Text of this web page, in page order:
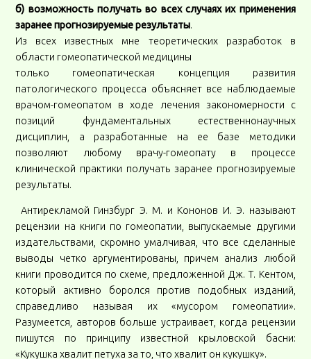
б) возможность получать во всех случаях их применения
заранее прогнозируемые результаты.
Из всех известных мне теоретических разработок в
области гомеопатической медицины
только гомеопатическая концепция развития
патологического процесса объясняет все наблюдаемые
врачом-гомеопатом в ходе лечения закономерности с
позиций фундаментальных естественнонаучных
дисциплин, а разработанные на ее базе методики
позволяют любому врачу-гомеопату в процессе
клинической практики получать заранее прогнозируемые
результаты.
Антирекламой Гинзбург Э. М. и Кононов И. Э. называют
рецензии на книги по гомеопатии, выпускаемые другими
издательствами, скромно умалчивая, что все сделанные
выводы четко аргументированы, причем анализ любой
книги проводится по схеме, предложенной Дж. Т. Кентом,
который активно боролся против подобных изданий,
справедливо называя их «мусором гомеопатии».
Разумеется, авторов больше устраивает, когда рецензии
пишутся по принципу известной крыловской басни:
«Кукушка хвалит петуха за то, что хвалит он кукушку».